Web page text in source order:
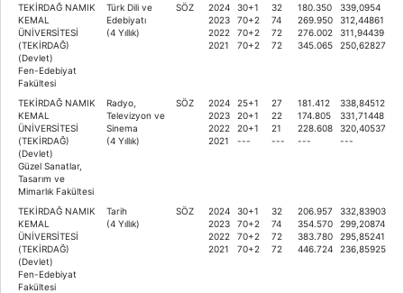
TEKİRDAĞ NAMIK
KEMAL
ÜNİVERSİTESİ
(TEKİRDAĞ)
(Devlet)
Fen-Edebiyat
Fakültesi
Türk Dili ve
Edebiyatı
(4 Yıllık)
SÖZ
2024
2023
2022
2021
30+1
70+2
70+2
70+2
32
74
72
72
180.350
269.950
276.002
345.065
339,0954
312,44861
311,94439
250,62827
TEKİRDAĞ NAMIK
KEMAL
ÜNİVERSİTESİ
(TEKİRDAĞ)
(Devlet)
Güzel Sanatlar,
Tasarım ve
Mimarlık Fakültesi
Radyo,
Televizyon ve
Sinema
(4 Yıllık)
SÖZ
2024
2023
2022
2021
25+1
20+1
20+1
---
27
22
21
---
181.412
174.805
228.608
---
338,84512
331,71448
320,40537
---
TEKİRDAĞ NAMIK
KEMAL
ÜNİVERSİTESİ
(TEKİRDAĞ)
(Devlet)
Fen-Edebiyat
Fakültesi
Tarih
(4 Yıllık)
SÖZ
2024
2023
2022
2021
30+1
70+2
70+2
70+2
32
74
72
72
206.957
354.570
383.780
446.724
332,83903
299,20874
295,85241
236,85925